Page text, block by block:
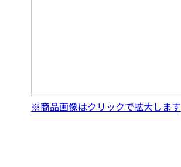
※商品画像はクリックで拡大します